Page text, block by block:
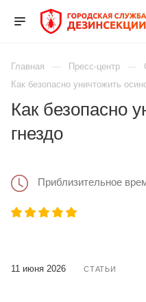
Главная Пресс-центр
Как безопасно уничтожить
Как безопасно
гнездо
Приблизительное
11 июня 2026 СТАТЬИ